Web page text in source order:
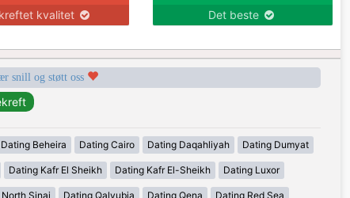
kvalitet Det beste
snill og støtt oss
Dating Beheira Dating Cairo Dating Daqahliyah Dating Dumyat
Dating Kafr El Sheikh Dating Kafr El-Sheikh Dating Luxor
Sinai Dating Qalyubia Dating Qena Dating Red Sea